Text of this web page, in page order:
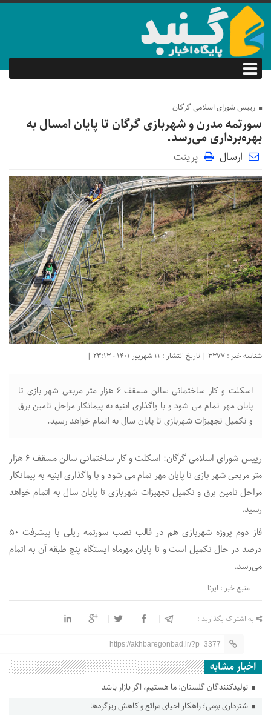
رییس شورای اسلامی گرگان
سورتمه مدرن و شهربازی گرگان تا پایان امسال به
بهره‌برداری می‌رسد.
ارسال پرینت
شناسه خبر : 3377 | تاریخ انتشار : 11 شهریور 1401 - 23:13 |
اسکلت و کار ساختمانی سالن مسقف ۶ هزار متر مربعی شهر بازی تا
پایان مهر تمام می شود و با واگذاری ابنیه به پیمانکار مراحل تامین برق
و تکمیل تجهیزات شهربازی تا پایان سال به اتمام خواهد رسید.
رییس شورای اسلامی گرگان: اسکلت و کار ساختمانی سالن مسقف ۶ هزار
متر مربعی شهر بازی تا پایان مهر تمام می شود و با واگذاری ابنیه به پیمانکار
مراحل تامین برق و تکمیل تجهیزات شهربازی تا پایان سال به اتمام خواهد
رسید.
فاز دوم پروژه شهربازی هم در قالب نصب سورتمه ریلی با پیشرفت ۵۰
درصد در حال تکمیل است و تا پایان مهرماه ایستگاه پنج طبقه آن به اتمام
می‌رسد.
منبع خبر : ایرنا
به اشتراک بگذارید :
https://akhbaregonbad.ir/?p=3377
اخبار مشابه
تولیدکنندگان گلستان: ما هستیم، اگر بازار باشد
شترداری بومی؛ راهکار احیای مراتع و کاهش ریزگردها